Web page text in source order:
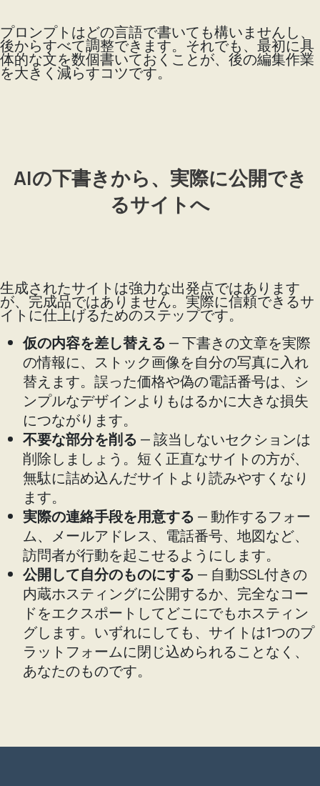
プロンプトはどの言語で書いても構いませんし、
後からすべて調整できます。それでも、最初に具
体的な文を数個書いておくことが、後の編集作業
を大きく減らすコツです。
AIの下書きから、実際に公開でき
るサイトへ
生成されたサイトは強力な出発点ではあります
が、完成品ではありません。実際に信頼できるサ
イトに仕上げるためのステップです。
仮の内容を差し替える — 下書きの文章を実際
の情報に、ストック画像を自分の写真に入れ
替えます。誤った価格や偽の電話番号は、シ
ンプルなデザインよりもはるかに大きな損失
につながります。
不要な部分を削る — 該当しないセクションは
削除しましょう。短く正直なサイトの方が、
無駄に詰め込んだサイトより読みやすくなり
ます。
実際の連絡手段を用意する — 動作するフォー
ム、メールアドレス、電話番号、地図など、
訪問者が行動を起こせるようにします。
公開して自分のものにする — 自動SSL付きの
内蔵ホスティングに公開するか、完全なコー
ドをエクスポートしてどこにでもホスティン
グします。いずれにしても、サイトは1つのプ
ラットフォームに閉じ込められることなく、
あなたのものです。